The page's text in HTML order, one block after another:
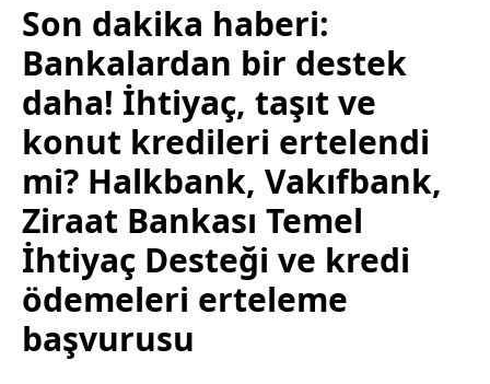
Son dakika haberi:
Bankalardan bir destek
daha! İhtiyaç, taşıt ve
konut kredileri ertelendi
mi? Halkbank, Vakıfbank,
Ziraat Bankası Temel
İhtiyaç Desteği ve kredi
ödemeleri erteleme
başvurusu